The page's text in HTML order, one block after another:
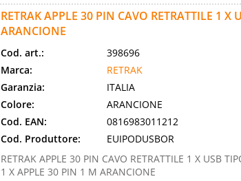
RETRAK APPLE 30 PIN CAVO RETRATTILE 1
ARANCIONE
Cod. art.:
398696
Marca:
RETRAK
Garanzia:
ITALIA
Colore:
ARANCIONE
Cod. EAN:
0816983011212
Cod. Produttore:
EUIPODUSBOR
RETRAK APPLE 30 PIN CAVO RETRATTILE 1 X USB
1 X APPLE 30 PIN 1 M ARANCIONE